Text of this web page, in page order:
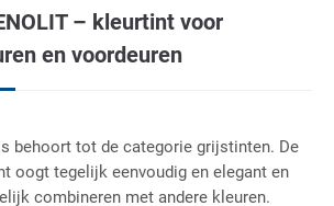
– kleurtint voor
en voordeuren
behoort tot de categorie grijstinten. De
oogt tegelijk eenvoudig en elegant en
combineren met andere kleuren.